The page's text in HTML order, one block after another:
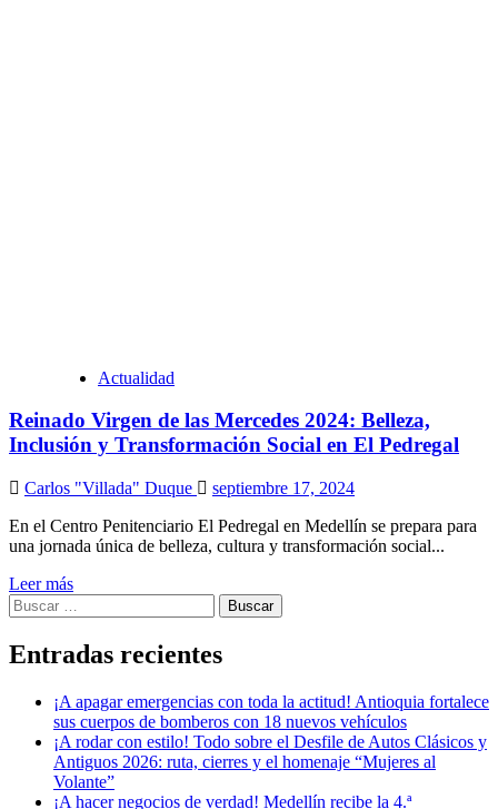
Actualidad
Reinado Virgen de las Mercedes 2024: Belleza,
Inclusión y Transformación Social en El Pedregal
Carlos "Villada" Duque
septiembre 17, 2024
En el Centro Penitenciario El Pedregal en Medellín se prepara para
una jornada única de belleza, cultura y transformación social...
Leer más
Buscar:
Entradas recientes
¡A apagar emergencias con toda la actitud! Antioquia fortalece
sus cuerpos de bomberos con 18 nuevos vehículos
¡A rodar con estilo! Todo sobre el Desfile de Autos Clásicos y
Antiguos 2026: ruta, cierres y el homenaje “Mujeres al
Volante”
¡A hacer negocios de verdad! Medellín recibe la 4.ª